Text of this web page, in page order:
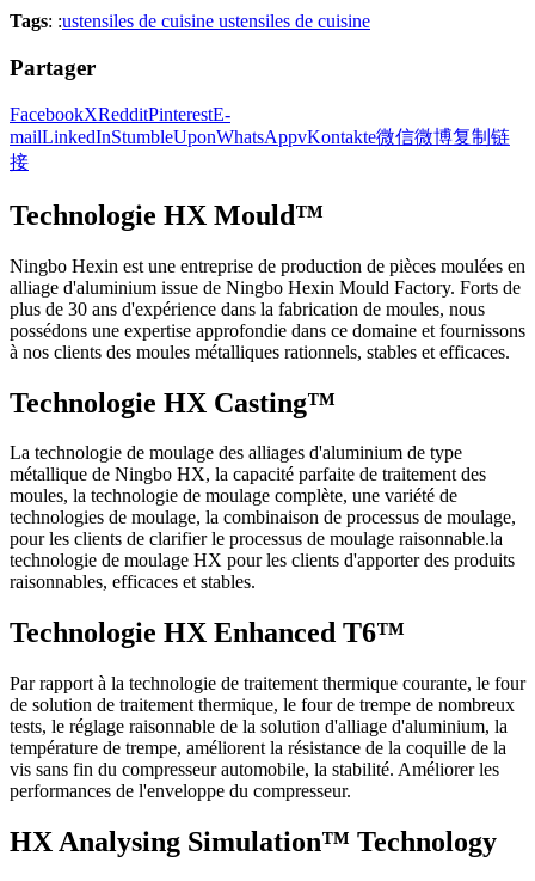
Tags: :ustensiles de cuisine ustensiles de cuisine
Partager
FacebookXRedditPinterestE-
mailLinkedInStumbleUponWhatsAppvKontakte微信微博复制链
接
Technologie HX Mould™
Ningbo Hexin est une entreprise de production de pièces moulées en
alliage d'aluminium issue de Ningbo Hexin Mould Factory. Forts de
plus de 30 ans d'expérience dans la fabrication de moules, nous
possédons une expertise approfondie dans ce domaine et fournissons
à nos clients des moules métalliques rationnels, stables et efficaces.
Technologie HX Casting™
La technologie de moulage des alliages d'aluminium de type
métallique de Ningbo HX, la capacité parfaite de traitement des
moules, la technologie de moulage complète, une variété de
technologies de moulage, la combinaison de processus de moulage,
pour les clients de clarifier le processus de moulage raisonnable.la
technologie de moulage HX pour les clients d'apporter des produits
raisonnables, efficaces et stables.
Technologie HX Enhanced T6™
Par rapport à la technologie de traitement thermique courante, le four
de solution de traitement thermique, le four de trempe de nombreux
tests, le réglage raisonnable de la solution d'alliage d'aluminium, la
température de trempe, améliorent la résistance de la coquille de la
vis sans fin du compresseur automobile, la stabilité. Améliorer les
performances de l'enveloppe du compresseur.
HX Analysing Simulation™ Technology